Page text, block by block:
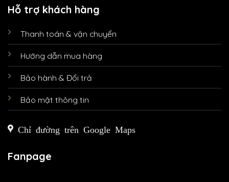
Hỗ trợ khách hàng
Thanh toán & vận chuyển
Hướng dẫn mua hàng
Bảo hành & Đổi trả
Bảo mật thông tin
Chỉ đường trên Google Maps
Fanpage